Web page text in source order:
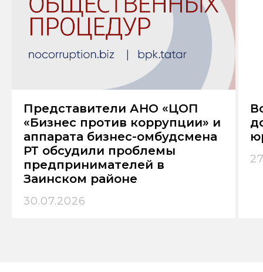
Представители АНО «ЦОП
«Бизнес против коррупции» и
аппарата бизнес-омбудсмена
РТ обсудили проблемы
предпринимателей в
Заинском районе
30.07.2026
О центре
Центр общественных
процедур «Бизнес против
коррупции» в Татарстане —
площадка для публичного
обсуждения незаконного
давления на бизнес.